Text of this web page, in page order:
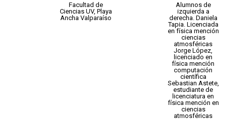
Facultad de
Ciencias UV, Playa
Ancha Valparaíso
Alumnos de
izquierda a
derecha. Daniela
Tapia. Licenciada
en física mención
ciencias
atmosféricas
Jorge López,
licenciado en
física mención
computación
científica
Sebastian Astete,
estudiante de
licenciatura en
física mención en
ciencias
atmosféricas